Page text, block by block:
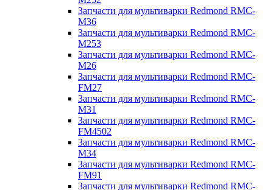
Запчасти для мультиварки Redmond RMC-
M36
Запчасти для мультиварки Redmond RMC-
M253
Запчасти для мультиварки Redmond RMC-
M26
Запчасти для мультиварки Redmond RMC-
FM27
Запчасти для мультиварки Redmond RMC-
M31
Запчасти для мультиварки Redmond RMC-
FM4502
Запчасти для мультиварки Redmond RMC-
M34
Запчасти для мультиварки Redmond RMC-
FM91
Запчасти для мультиварки Redmond RMC-